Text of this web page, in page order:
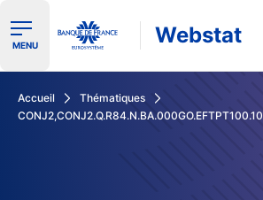
Ouvrir le menu de navigation
MENU Webstat
Accueil
Thématiques
CONJ2,CONJ2.Q.R84.N.BA.000GO.EFTPT100.10